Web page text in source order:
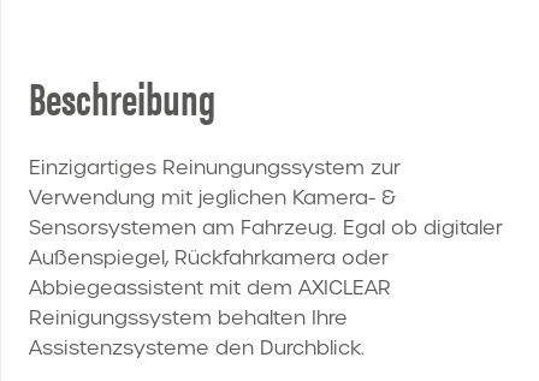
Beschreibung
Einzigartiges Reinungungssystem zur
Verwendung mit jeglichen Kamera- &
Sensorsystemen am Fahrzeug. Egal ob digitaler
Außenspiegel, Rückfahrkamera oder
Abbiegeassistent mit dem AXICLEAR
Reinigungssystem behalten Ihre
Assistenzsysteme den Durchblick.